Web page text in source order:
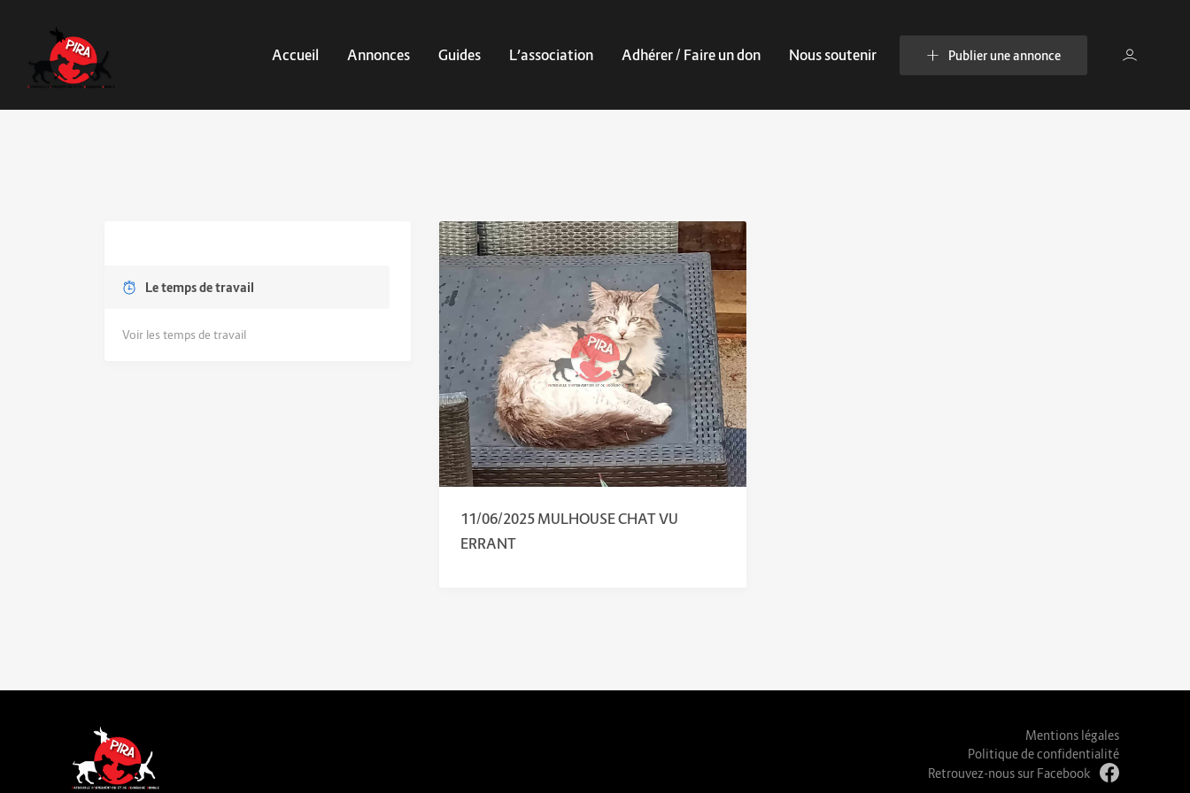
Accueil Annonces Guides L’association Adhérer / Faire un don Nous soutenir Publier une annonce
Le temps de travail
Voir les temps de travail
11/06/2025 MULHOUSE CHAT VU
ERRANT
Mentions légales
Politique de confidentialité
Retrouvez-nous sur Facebook